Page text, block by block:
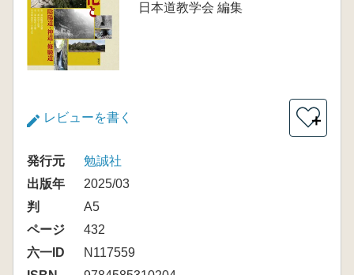
日本道教学会 編集
レビューを書く ＋
発行元
勉誠社
出版年
2025/03
判
A5
ページ
432
六一ID
N117559